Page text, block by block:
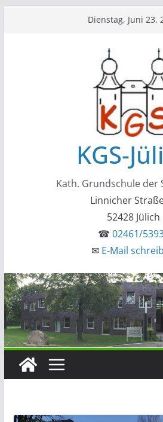
Dienstag, Juni 23,
KGS-
Kath. Grundschule der
Linnicher
52428 Jülich
☎ 02461/
✉ E-Mail